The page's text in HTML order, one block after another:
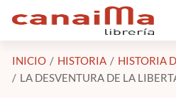
Saltar al contenido principal
INICIO HISTORIA
HISTORIA
LA DESVENTURA DE LA